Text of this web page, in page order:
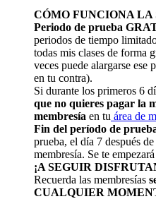
CÓMO FUNCIONA
Periodo de prueba
periodos de tiempo
todas mis clases de forma
veces puede alargarse ese
en tu contra).
Si durante los primeros 6
que no quieres pagar la
membresía en tu área de
Fin del período de
prueba, el día 7 después
membresía. Se te
¡A SEGUIR
Recuerda las membresías
CUALQUIER